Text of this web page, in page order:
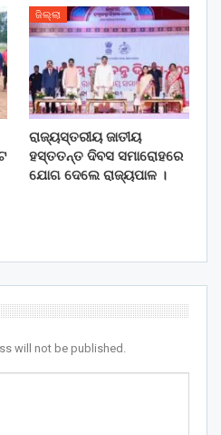
ଜିଲ୍ଲା
ରାଜ୍ୟସ୍ତରୀୟ ଜାତୀୟ
ହସ୍ତତନ୍ତ ଦିବସ ସମାରୋହରେ
ଯୋଗ ଦେଲେ ରାଜ୍ୟପାଳ ।
will not be published.